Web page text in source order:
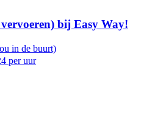
bij Easy Way!
in de buurt)
per uur